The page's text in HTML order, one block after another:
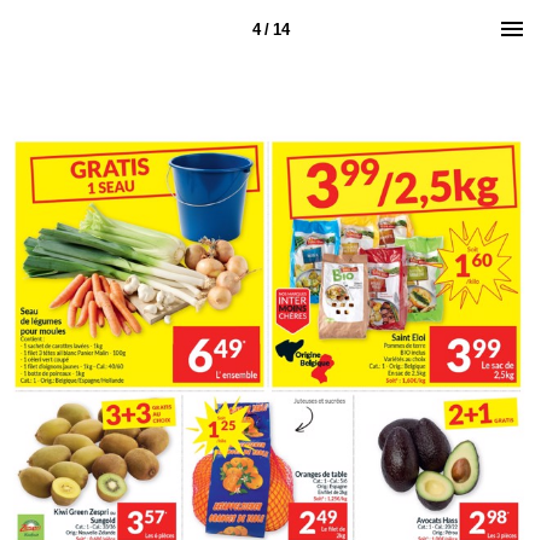
4 / 14